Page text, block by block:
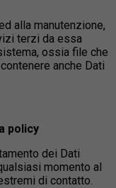
alla manutenzione,
terzi da essa
ossia file che
anche Dati
policy
dei Dati
momento al
di contatto.